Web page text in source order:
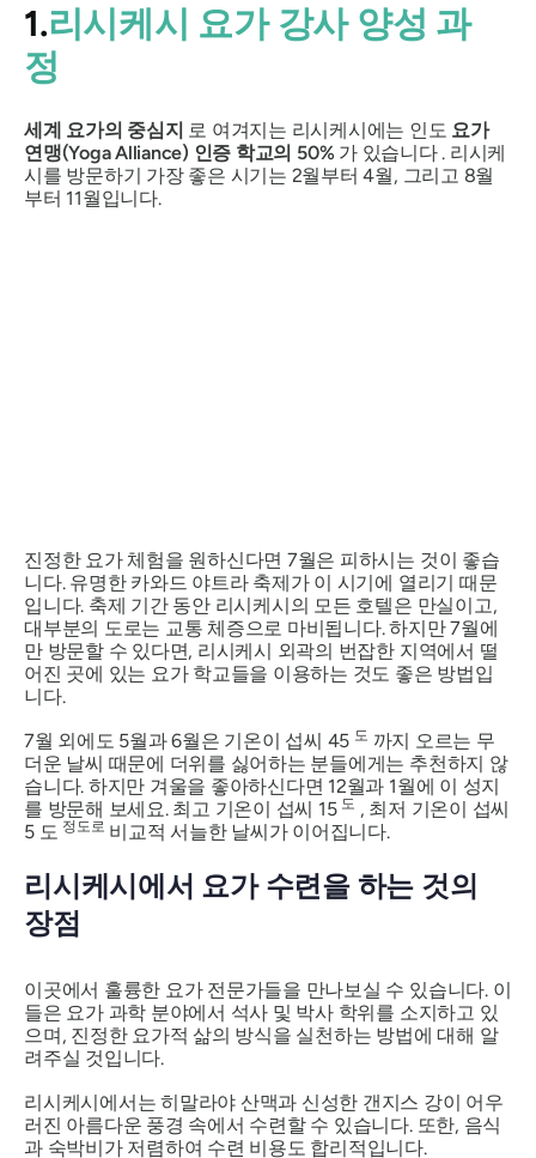
1.리시케시 요가 강사 양성 과
정
세계 요가의 중심지 로 여겨지는 리시케시에는 인도 요가
연맹(Yoga Alliance) 인증 학교의 50% 가 있습니다 . 리시케
시를 방문하기 가장 좋은 시기는 2월부터 4월, 그리고 8월
부터 11월입니다.
진정한 요가 체험을 원하신다면 7월은 피하시는 것이 좋습
니다. 유명한 카와드 야트라 축제가 이 시기에 열리기 때문
입니다. 축제 기간 동안 리시케시의 모든 호텔은 만실이고,
대부분의 도로는 교통 체증으로 마비됩니다. 하지만 7월에
만 방문할 수 있다면, 리시케시 외곽의 번잡한 지역에서 떨
어진 곳에 있는 요가 학교들을 이용하는 것도 좋은 방법입
니다.
7월 외에도 5월과 6월은 기온이 섭씨 45 도 까지 오르는 무
더운 날씨 때문에 더위를 싫어하는 분들에게는 추천하지 않
습니다. 하지만 겨울을 좋아하신다면 12월과 1월에 이 성지
를 방문해 보세요. 최고 기온이 섭씨 15 도 , 최저 기온이 섭씨
5 도 정도로 비교적 서늘한 날씨가 이어집니다.
리시케시에서 요가 수련을 하는 것의
장점
이곳에서 훌륭한 요가 전문가들을 만나보실 수 있습니다. 이
들은 요가 과학 분야에서 석사 및 박사 학위를 소지하고 있
으며, 진정한 요가적 삶의 방식을 실천하는 방법에 대해 알
려주실 것입니다.
리시케시에서는 히말라야 산맥과 신성한 갠지스 강이 어우
러진 아름다운 풍경 속에서 수련할 수 있습니다. 또한, 음식
과 숙박비가 저렴하여 수련 비용도 합리적입니다.